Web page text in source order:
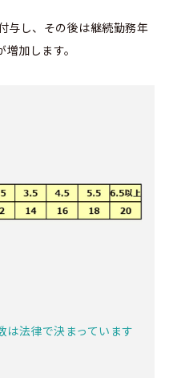
与し、その後は継続勤務年
加します。
は法律で決まっています